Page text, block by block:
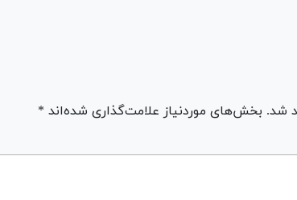
شد. بخش‌های موردنیاز علامت‌گذاری شده‌اند *